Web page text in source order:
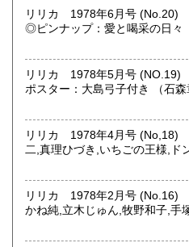
幸子,吉見佑子,山本コウタロー）
リリカ 1978年6月号
◎ピンナップ：愛と喝采の日々 （ 石森章太郎,高橋亮子,おお
やちき,南部ひろみ,永島慎二,
松苗あけみ,手塚治虫,しらいし
と子,奈村裕子,ドン・モーガン,
さこ,たちいりハルコ,富井みち
リリカ 1978年5月号
ポスター：大島弓子付き （石森章太郎,真理ひづき,手塚治虫,
牧野和子,立原あゆみ,立木じゅ
まいかおる,まつざきあけみ,倉
大家てるみ富井みち子,吉見佑
リリカ 1978年4月号 (No,18) しゃ
二,真理ひづき,いちごの王様,ド
虫,牧野和子,あかね純,立木じ
コ,平田真貴子,汐見朝子,まつざ
い,原田千代子,吉見佑子,山本コ
リリカ 1978年2月号 (No.16) ミモザの号
かね純,立木じゅん,牧野和子,手
ガン,たちいりハルコ,市川みさ
き,水口令子,岸本理生,湯村たい